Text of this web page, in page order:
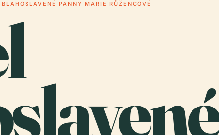
BLAHOSLAVENÉ PANNY MARIE RŮŽENCOVÉ